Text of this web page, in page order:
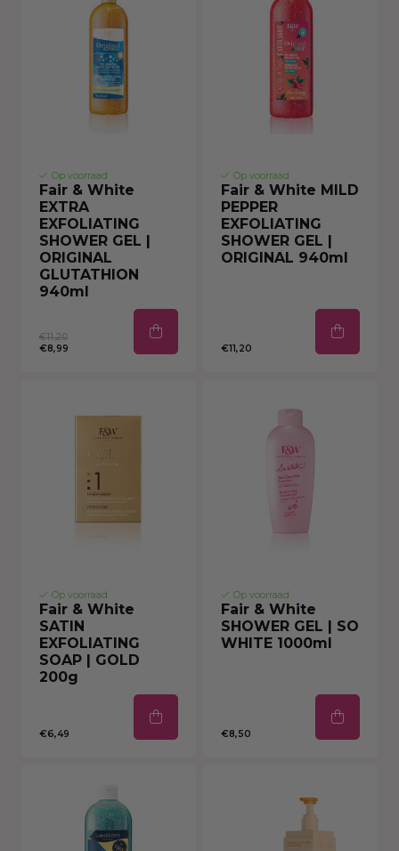
Op voorraad
Fair & White
EXTRA
EXFOLIATING
SHOWER GEL |
ORIGINAL
GLUTATHION
940ml
€11,20
€8,99
Op voorraad
Fair & White MILD
PEPPER
EXFOLIATING
SHOWER GEL |
ORIGINAL 940ml
€11,20
Op voorraad
Fair & White
SATIN
EXFOLIATING
SOAP | GOLD
200g
€6,49
Op voorraad
Fair & White
SHOWER GEL | SO
WHITE 1000ml
€8,50